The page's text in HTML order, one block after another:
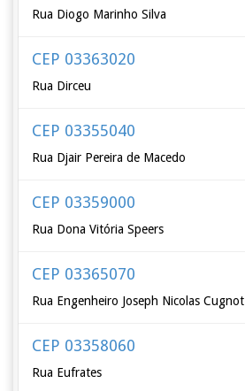
Rua Diogo Marinho Silva
CEP 03363020
Rua Dirceu
CEP 03355040
Rua Djair Pereira de Macedo
CEP 03359000
Rua Dona Vitória Speers
CEP 03365070
Rua Engenheiro Joseph Nicolas Cugnot
CEP 03358060
Rua Eufrates